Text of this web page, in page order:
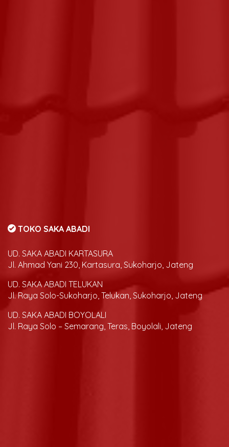
TOKO SAKA ABADI
UD. SAKA ABADI KARTASURA
Jl. Ahmad Yani 230, Kartasura, Sukoharjo, Jateng
UD. SAKA ABADI TELUKAN
Jl. Raya Solo-Sukoharjo, Telukan, Sukoharjo, Jateng
UD. SAKA ABADI BOYOLALI
Jl. Raya Solo – Semarang, Teras, Boyolali, Jateng